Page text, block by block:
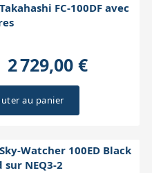
FC-100DF avec
2 729,00 €
au panier
Watcher 100ED Black
sur NEQ3-2